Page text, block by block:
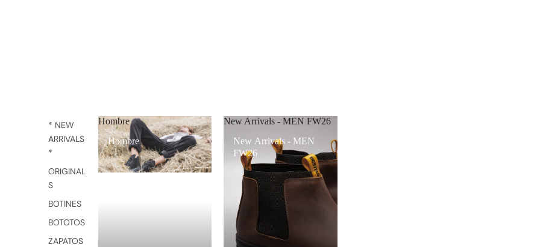
* NEW
ARRIVALS
*
ORIGINAL
S
BOTINES
BOTOTOS
ZAPATOS
Hombre
Hombre
New Arrivals - MEN FW26
New Arrivals - MEN
FW26